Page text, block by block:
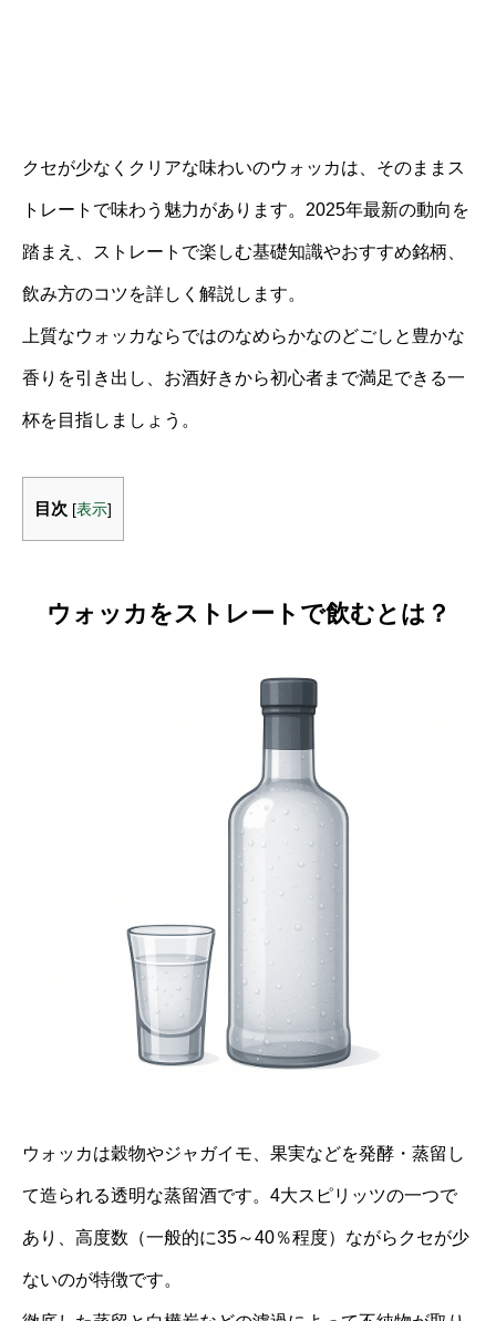
クセが少なくクリアな味わいのウォッカは、そのままス
トレートで味わう魅力があります。2025年最新の動向を
踏まえ、ストレートで楽しむ基礎知識やおすすめ銘柄、
飲み方のコツを詳しく解説します。
上質なウォッカならではのなめらかなのどごしと豊かな
香りを引き出し、お酒好きから初心者まで満足できる一
杯を目指しましょう。
目次 [表示]
ウォッカをストレートで飲むとは？
ウォッカは穀物やジャガイモ、果実などを発酵・蒸留し
て造られる透明な蒸留酒です。4大スピリッツの一つで
あり、高度数（一般的に35～40％程度）ながらクセが少
ないのが特徴です。